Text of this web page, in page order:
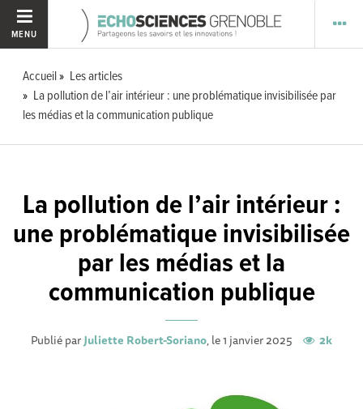
MENU
Accueil
Les articles
La pollution de l’air intérieur : une problématique invisibilisée par
les médias et la communication publique
La pollution de l’air intérieur :
une problématique invisibilisée
par les médias et la
communication publique
Publié parJuliette Robert-Soriano, le 1 janvier 2025 2k